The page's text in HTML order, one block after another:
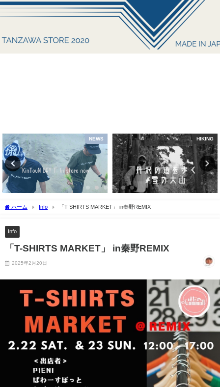
NEWS HIKING
ホーム Info 「T-SHIRTS MARKET」 in秦野REMIX
Info
「T-SHIRTS MARKET」 in秦野REMIX
2025年2月20日